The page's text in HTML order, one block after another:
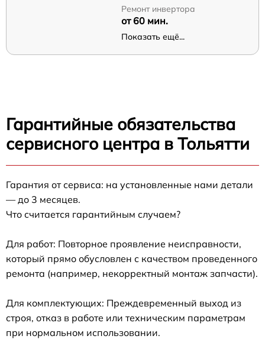
Ремонт инвертора
от 60 мин.
Показать ещё...
Гарантийные обязательства
сервисного центра в Тольятти
Гарантия от сервиса: на установленные нами детали
— до 3 месяцев.
Что считается гарантийным случаем?
Для работ: Повторное проявление неисправности,
который прямо обусловлен с качеством проведенного
ремонта (например, некорректный монтаж запчасти).
Для комплектующих: Преждевременный выход из
строя, отказ в работе или техническим параметрам
при нормальном использовании.